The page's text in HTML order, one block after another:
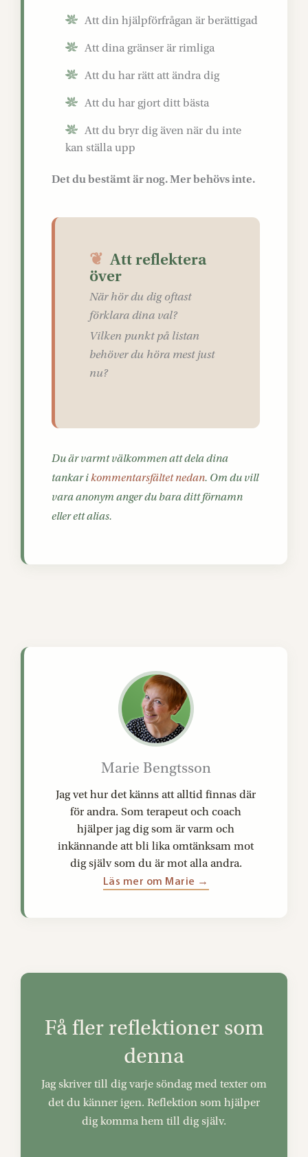
Att din hjälpförfrågan är berättigad
Att dina gränser är rimliga
Att du har rätt att ändra dig
Att du har gjort ditt bästa
Att du bryr dig även när du inte
kan ställa upp
Det du bestämt är nog. Mer behövs inte.
❦ Att reflektera
över
När hör du dig oftast
förklara dina val?
Vilken punkt på listan
behöver du höra mest just
nu?
Du är varmt välkommen att dela dina
tankar ikommentarsfältet nedan. Om du vill
vara anonym anger du bara ditt förnamn
eller ett alias.
Marie Bengtsson
Jag vet hur det känns att alltid finnas där
för andra. Som terapeut och coach
hjälper jag dig som är varm och
inkännande att bli lika omtänksam mot
dig själv som du är mot alla andra.
Läs mer om Marie →
Få fler reflektioner som
denna
Jag skriver till dig varje söndag med texter om
det du känner igen. Reflektion som hjälper
dig komma hem till dig själv.